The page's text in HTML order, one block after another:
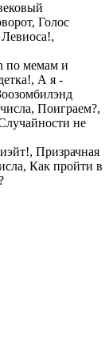
Голос
по мемам и
А я -
Поиграем?,
не
Призрачная
Как пройти в